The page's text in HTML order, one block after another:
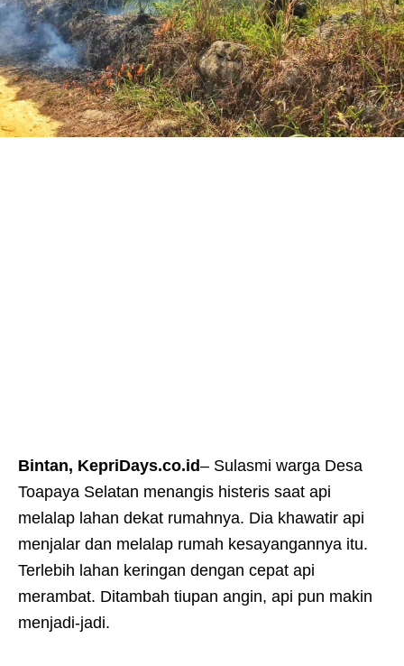
Bintan, KepriDays.co.id– Sulasmi warga Desa
Toapaya Selatan menangis histeris saat api
melalap lahan dekat rumahnya. Dia khawatir api
menjalar dan melalap rumah kesayangannya itu.
Terlebih lahan keringan dengan cepat api
merambat. Ditambah tiupan angin, api pun makin
menjadi-jadi.